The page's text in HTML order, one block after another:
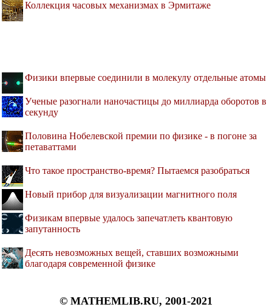
Коллекция часовых механизмах в Эрмитаже
Физики впервые соединили в молекулу отдельные атомы
Ученые разогнали наночастицы до миллиарда оборотов в
секунду
Половина Нобелевской премии по физике - в погоне за
петаваттами
Что такое пространство-время? Пытаемся разобраться
Новый прибор для визуализации магнитного поля
Физикам впервые удалось запечатлеть квантовую
запутанность
Десять невозможных вещей, ставших возможными
благодаря современной физике
© MATHEMLIB.RU, 2001-2021